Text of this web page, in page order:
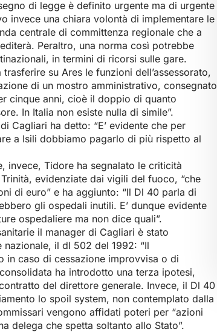
di legge è definito urgente ma di urgente
invece una chiara volontà di implementare le
centrale di committenza regionale che a
Peraltro, una norma così potrebbe
in termini di ricorsi sulle gare.
su Ares le funzioni dell’assessorato,
di un mostro amministrativo, consegnato
cinque anni, cioè il doppio di quanto
In Italia non esiste nulla di simile”.
Cagliari ha detto: “E’ evidente che per
a Isili dobbiamo pagarlo di più rispetto al
invece, Tidore ha segnalato le criticità
evidenziate dai vigili del fuoco, “che
di euro” e ha aggiunto: “Il Dl 40 parla di
gli ospedali inutili. E’ dunque evidente
ospedaliere ma non dice quali”.
il manager di Cagliari è stato
il dl 502 del 1992: “Il
in caso di cessazione improvvisa o di
ha introdotto una terza ipotesi,
del direttore generale. Invece, il Dl 40
lo spoil system, non contemplato dalla
vengono affidati poteri per “azioni
delega che spetta soltanto allo Stato”.